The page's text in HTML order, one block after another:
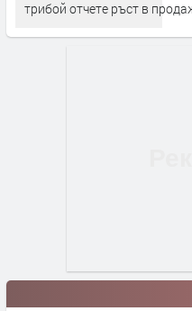
трибой отчете ръст в